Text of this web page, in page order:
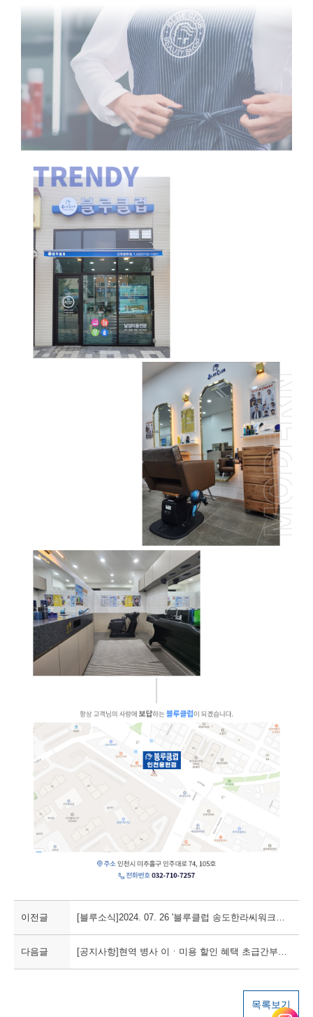
이전글 [블루소식]2024. 07. 26 '블루클럽 송도한라씨워크점' 신규 오픈!
다음글 [공지사항]현역 병사 이ㆍ미용 할인 혜택 초급간부ㆍ장병 가족까지 확대
목록보기